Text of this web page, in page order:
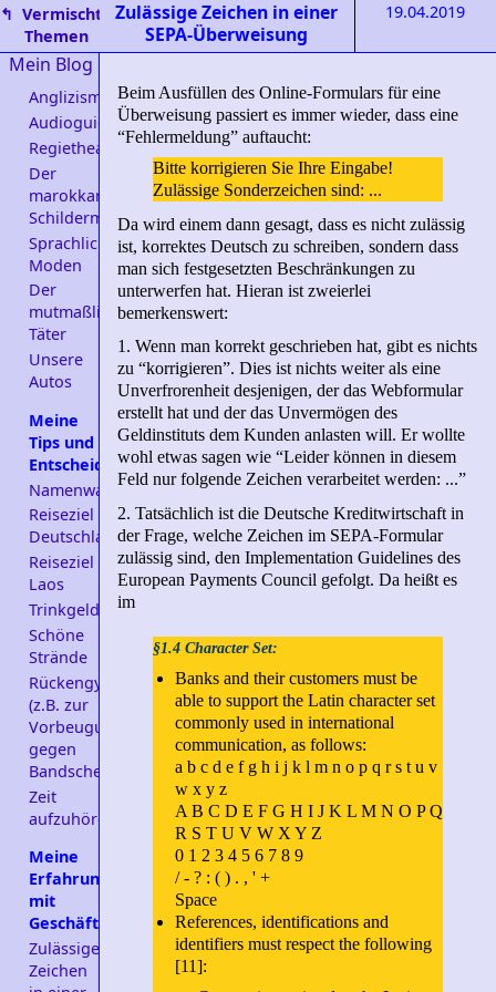
↰ Vermischte
Themen
Zulässige Zeichen in einer
SEPA-Überweisung
19.04.2019
Mein Blog
Anglizismen
Audioguides
Regietheater
Der
marokkanische
Schildermacher
Sprachliche
Moden
Der
mutmaßliche
Täter
Unsere
Autos
Meine
Tips und
Entscheidungshilfen
Namenwahl
Reiseziel
Deutschland
Reiseziel
Laos
Trinkgeld
Schöne
Strände
Rückengymnastik
(z.B. zur
Vorbeugung
gegen
Bandscheibenvorfall)
Zeit
aufzuhören
Meine
Erfahrungen
mit
Geschäftspartnern
Zulässige
Zeichen
Beim Ausfüllen des Online-Formulars für eine
Überweisung passiert es immer wieder, dass eine
“Fehlermeldung” auftaucht:
Bitte korrigieren Sie Ihre Eingabe!
Zulässige Sonderzeichen sind: ...
Da wird einem dann gesagt, dass es nicht zulässig
ist, korrektes Deutsch zu schreiben, sondern dass
man sich festgesetzten Beschränkungen zu
unterwerfen hat. Hieran ist zweierlei
bemerkenswert:
1. Wenn man korrekt geschrieben hat, gibt es nichts
zu “korrigieren”. Dies ist nichts weiter als eine
Unverfrorenheit desjenigen, der das Webformular
erstellt hat und der das Unvermögen des
Geldinstituts dem Kunden anlasten will. Er wollte
wohl etwas sagen wie “Leider können in diesem
Feld nur folgende Zeichen verarbeitet werden: ...”
2. Tatsächlich ist die Deutsche Kreditwirtschaft in
der Frage, welche Zeichen im SEPA-Formular
zulässig sind, den Implementation Guidelines des
European Payments Council gefolgt. Da heißt es
im
§1.4 Character Set:
Banks and their customers must be
able to support the Latin character set
commonly used in international
communication, as follows:
a b c d e f g h i j k l m n o p q r s t u v
w x y z
A B C D E F G H I J K L M N O P Q
R S T U V W X Y Z
0 1 2 3 4 5 6 7 8 9
/ - ? : ( ) . , ' +
Space
References, identifications and
identifiers must respect the following
[11]: